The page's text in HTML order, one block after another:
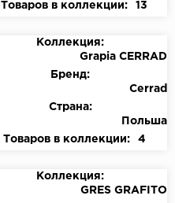
Товаров в коллекции:
13
Коллекция:
Grapia CERRAD
Бренд:
Cerrad
Страна:
Польша
Товаров в коллекции:
4
Коллекция:
GRES GRAFITO